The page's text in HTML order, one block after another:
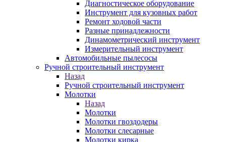
Диагностическое оборудование
Инструмент для кузовных работ
Ремонт ходовой части
Разные принадлежности
Динамометрический инструмент
Измерительный инструмент
Автомобильные пылесосы
Ручной строительный инструмент
Назад
Ручной строительный инструмент
Молотки
Назад
Молотки
Молотки гвоздодеры
Молотки слесарные
Молотки кирка